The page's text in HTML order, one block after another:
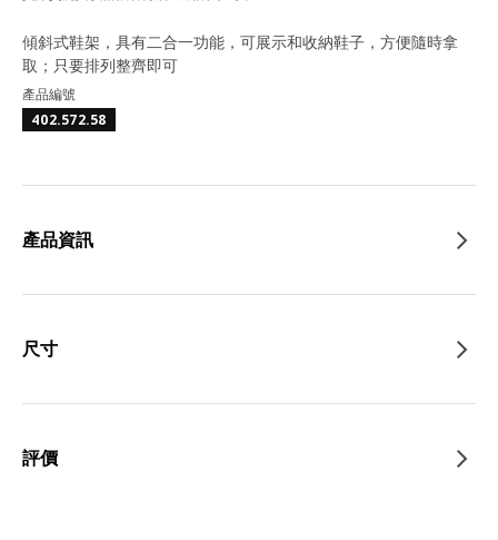
傾斜式鞋架，具有二合一功能，可展示和收納鞋子，方便隨時拿
取；只要排列整齊即可
產品編號
402.572.58
產品資訊
尺寸
評價